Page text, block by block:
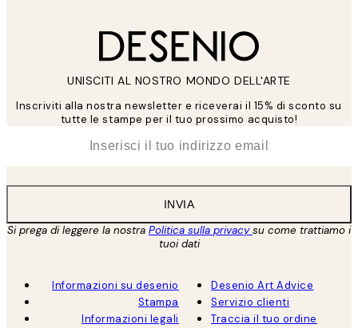
UNISCITI AL NOSTRO MONDO DELL'ARTE
Inscriviti alla nostra newsletter e riceverai il 15% di sconto su
tutte le stampe per il tuo prossimo acquisto!
INVIA
Si prega di leggere la nostra Politica sulla privacysu come trattiamo i
tuoi dati
Informazioni su desenio
Stampa
Informazioni legali
Desenio Art Advice
Servizio clienti
Traccia il tuo ordine